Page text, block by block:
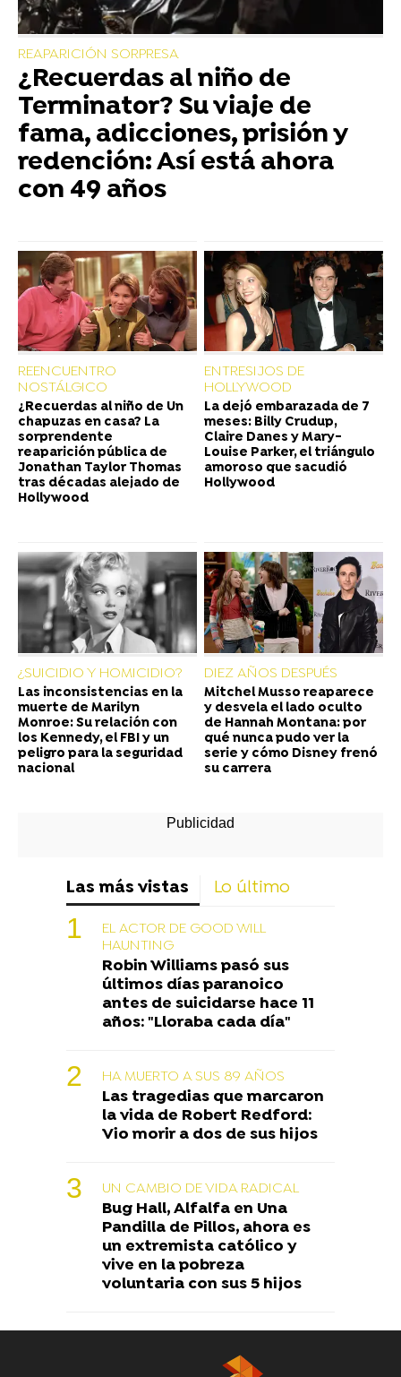
REAPARICIÓN SORPRESA
¿Recuerdas al niño de
Terminator? Su viaje de
fama, adicciones, prisión y
redención: Así está ahora
con 49 años
REENCUENTRO
NOSTÁLGICO
¿Recuerdas al niño de Un
chapuzas en casa? La
sorprendente
reaparición pública de
Jonathan Taylor Thomas
tras décadas alejado de
Hollywood
ENTRESIJOS DE
HOLLYWOOD
La dejó embarazada de 7
meses: Billy Crudup,
Claire Danes y Mary-
Louise Parker, el triángulo
amoroso que sacudió
Hollywood
¿SUICIDIO Y HOMICIDIO?
Las inconsistencias en la
muerte de Marilyn
Monroe: Su relación con
los Kennedy, el FBI y un
peligro para la seguridad
nacional
DIEZ AÑOS DESPUÉS
Mitchel Musso reaparece
y desvela el lado oculto
de Hannah Montana: por
qué nunca pudo ver la
serie y cómo Disney frenó
su carrera
Las más vistas Lo último
EL ACTOR DE GOOD WILL
HAUNTING
Robin Williams pasó sus
últimos días paranoico
antes de suicidarse hace 11
años: "Lloraba cada día"
HA MUERTO A SUS 89 AÑOS
Las tragedias que marcaron
la vida de Robert Redford:
Vio morir a dos de sus hijos
UN CAMBIO DE VIDA RADICAL
Bug Hall, Alfalfa en Una
Pandilla de Pillos, ahora es
un extremista católico y
vive en la pobreza
voluntaria con sus 5 hijos